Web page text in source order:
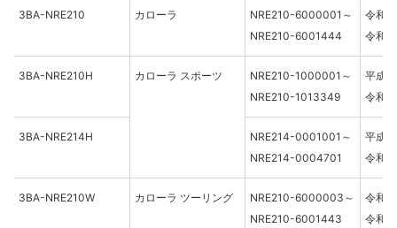
3BA-NRE210 カローラ
NRE210-6000001～
NRE210-6001444
令和
令和
3BA-NRE210H カローラ スポーツ
NRE210-1000001～
NRE210-1013349
平成
令和
3BA-NRE214H
NRE214-0001001～
NRE214-0004701
平成
令和
3BA-NRE210W カローラ ツーリング
NRE210-6000003～
NRE210-6001443
令和
令和